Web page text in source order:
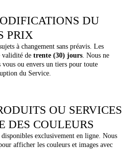
DU
PRIX
à changement sans préavis. Les
validité de trente (30) jours . Nous ne
vous ou envers un tiers pour toute
du Service.
OU SERVICES
DES COULEURS
exclusivement en ligne. Nous
afficher les couleurs et images avec